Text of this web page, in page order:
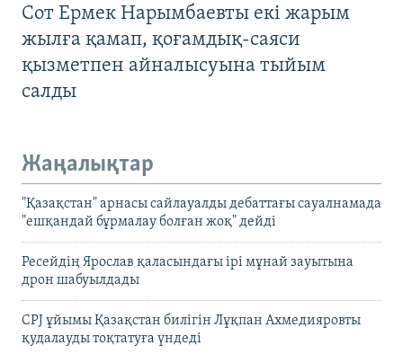
Сот Ермек Нарымбаевты екі жарым
жылға қамап, қоғамдық-саяси
қызметпен айналысуына тыйым
салды
Жаңалықтар
"Қазақстан" арнасы сайлауалды дебаттағы сауалнамада
"ешқандай бұрмалау болған жоқ" дейді
Ресейдің Ярослав қаласындағы ірі мұнай зауытына
дрон шабуылдады
CPJ ұйымы Қазақстан билігін Лұқпан Ахмедияровты
қудалауды тоқтатуға үндеді